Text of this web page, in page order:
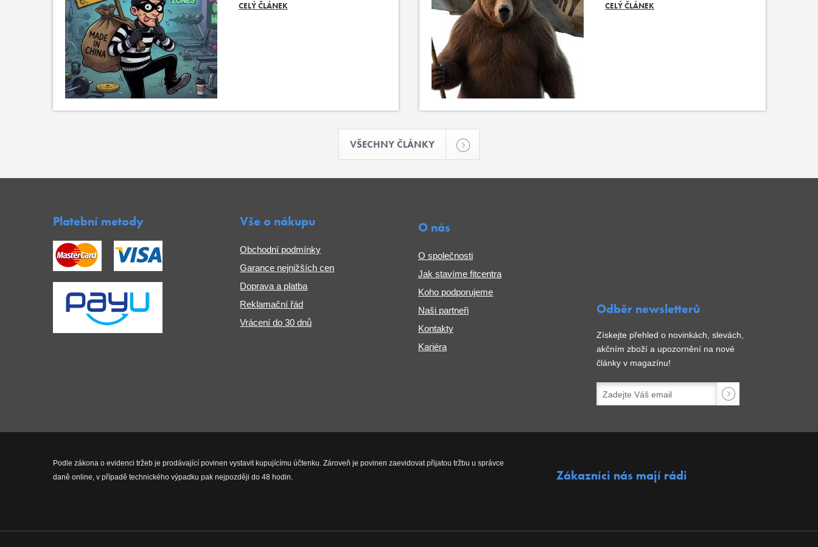
CELÝ ČLÁNEK CELÝ ČLÁNEK
VŠECHNY ČLÁNKY
Platební metody Vše o nákupu
Obchodní podmínky
Garance nejnižších cen
Doprava a platba
Reklamační řád
Vrácení do 30 dnů
O nás
O společnosti
Jak stavíme fitcentra
Koho podporujeme
Naši partneři
Kontakty
Kariéra
Odběr newsletterů
Získejte přehled o novinkách, slevách,
akčním zboží a upozornění na nové
články v magazínu!
Podle zákona o evidenci tržeb je prodávající povinen vystavit kupujícímu účtenku. Zároveň je povinen zaevidovat přijatou tržbu u správce
daně online, v případě technického výpadku pak nejpozději do 48 hodin.
Zákazníci nás mají rádi